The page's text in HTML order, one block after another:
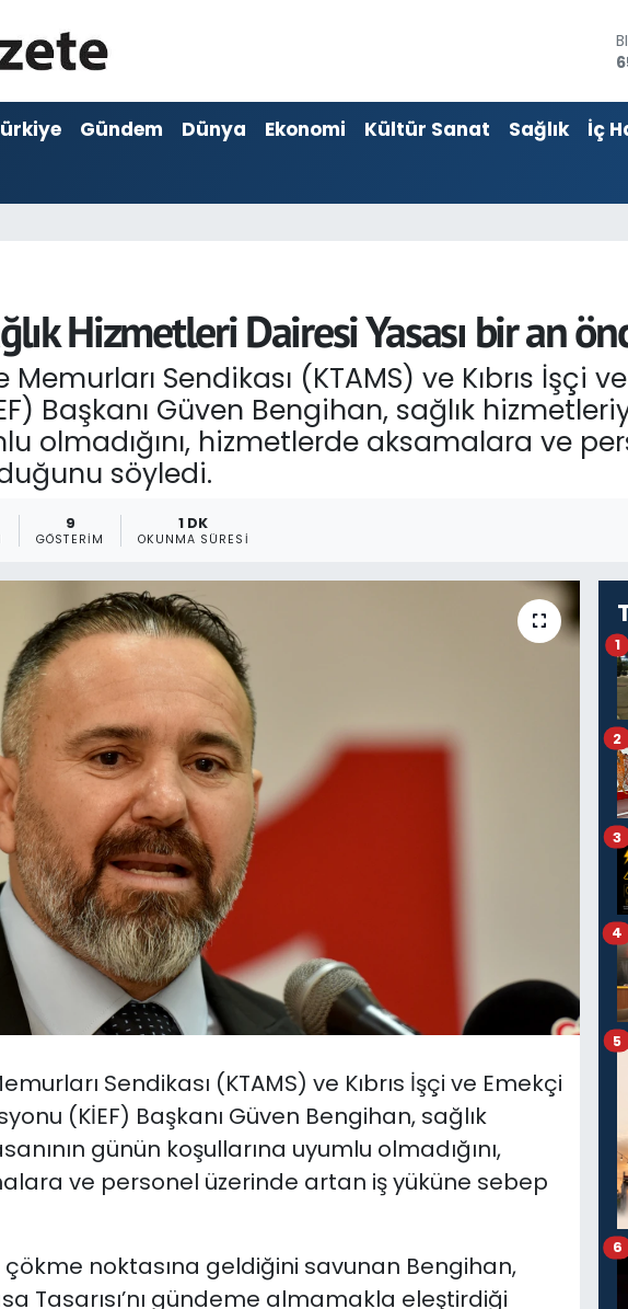
Gündem Dünya Ekonomi Kültür Sanat Sağlık
İç
Hizmetleri Dairesi Yasası bir an
Memurları Sendikası (KTAMS) ve Kıbrıs İşçi
Başkanı Güven Bengihan, sağlık
olmadığını, hizmetlerde aksamalara ve
söyledi.
9
GÖSTERIM
1 DK
OKUNMA SÜRESI
Sendikası (KTAMS) ve Kıbrıs İşçi ve Emekçi
(KİEF) Başkanı Güven Bengihan, sağlık
günün koşullarına uyumlu olmadığını,
ve personel üzerinde artan iş yüküne sebep
çökme noktasına geldiğini savunan Bengihan,
Tasarısı’nı gündeme almamakla eleştirdiği
1
2
3
4
5
6